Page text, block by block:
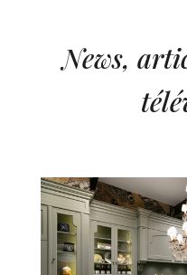
News,